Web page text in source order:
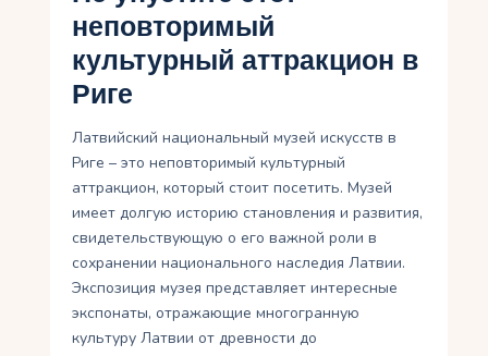
неповторимый
культурный аттракцион в
Риге
Латвийский национальный музей искусств в
Риге – это неповторимый культурный
аттракцион, который стоит посетить. Музей
имеет долгую историю становления и развития,
свидетельствующую о его важной роли в
сохранении национального наследия Латвии.
Экспозиция музея представляет интересные
экспонаты, отражающие многогранную
культуру Латвии от древности до